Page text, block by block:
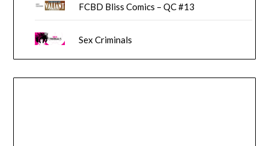
FCBD Bliss Comics – QC #13
Sex Criminals